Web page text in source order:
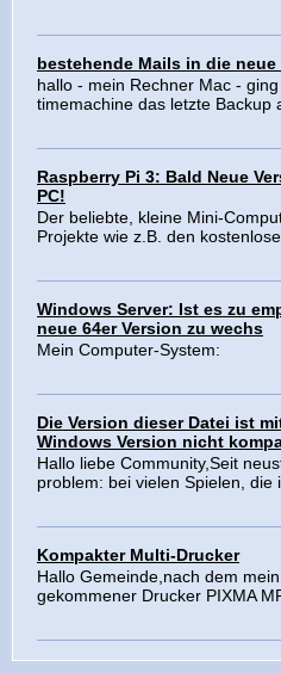
bestehende Mails in die
hallo - mein Rechner Mac -
timemachine das letzte Backup
Raspberry Pi 3: Bald Neue
PC!
Der beliebte, kleine Mini-
Projekte wie z.B. den
Windows Server: Ist es zu
neue 64er Version zu wechs
Mein Computer-System:
Die Version dieser Datei ist
Windows Version nicht
Hallo liebe Community,Seit
problem: bei vielen Spielen, die
Kompakter Multi-Drucker
Hallo Gemeinde,nach dem
gekommener Drucker PIXMA